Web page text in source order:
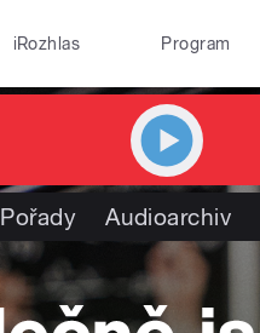
iRozhlas Program
Pořady Audioarchiv